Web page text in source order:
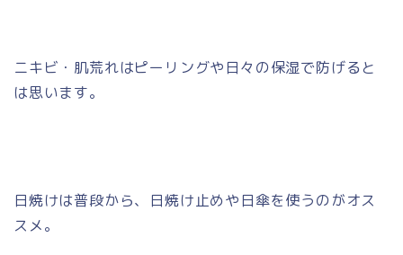
ニキビ・肌荒れはピーリングや日々の保湿で防げると
は思います。
日焼けは普段から、日焼け止めや日傘を使うのがオス
スメ。